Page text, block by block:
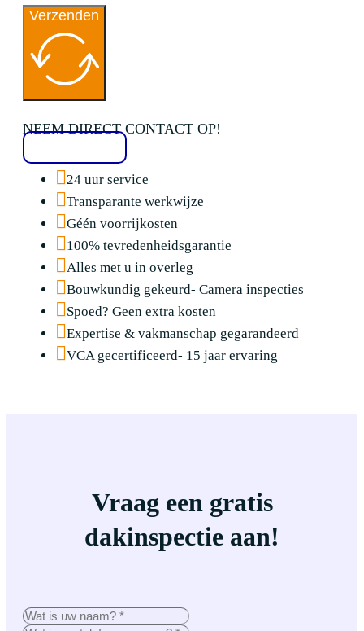
Verzenden
NEEM DIRECT CONTACT OP!
24 uur service
Transparante werkwijze
Géén voorrijkosten
100% tevredenheidsgarantie
Alles met u in overleg
Bouwkundig gekeurd- Camera inspecties
Spoed? Geen extra kosten
Expertise & vakmanschap gegarandeerd
VCA gecertificeerd- 15 jaar ervaring
Vraag een gratis
dakinspectie aan!